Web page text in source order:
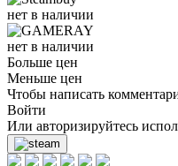
нет в наличии
нет в наличии
Больше цен
Меньше цен
Чтобы написать
Войти
Или авторизируйтесь